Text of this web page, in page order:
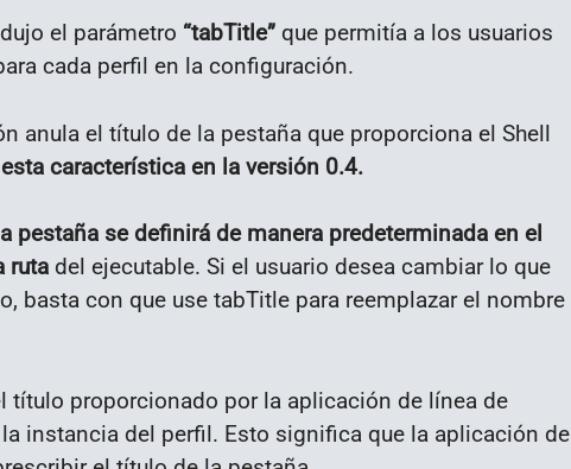
el parámetro “tabTitle” que permitía a los usuarios
cada perfil en la configuración.
anula el título de la pestaña que proporciona el Shell
característica en la versión 0.4.
pestaña se definirá de manera predeterminada en el
ruta del ejecutable. Si el usuario desea cambiar lo que
basta con que use tabTitle para reemplazar el nombre
título proporcionado por la aplicación de línea de
instancia del perfil. Esto significa que la aplicación de